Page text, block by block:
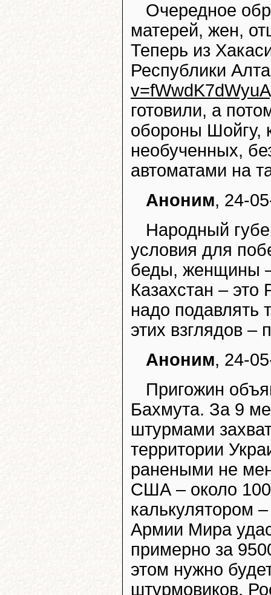
Очередное
матерей, жен,
Теперь из
Республики
v=fWwdK7dWyuA
готовили, а
обороны Шойгу,
необученных,
автоматами на
Аноним, 24-
Народный
условия для
беды, женщины
Казахстан – это
надо подавлять
этих взглядов
Аноним, 24-
Пригожин
Бахмута. За 9
штурмами
территории
ранеными не
США – около
калькулятором
Армии Мира
примерно за
этом нужно
штурмовиков.